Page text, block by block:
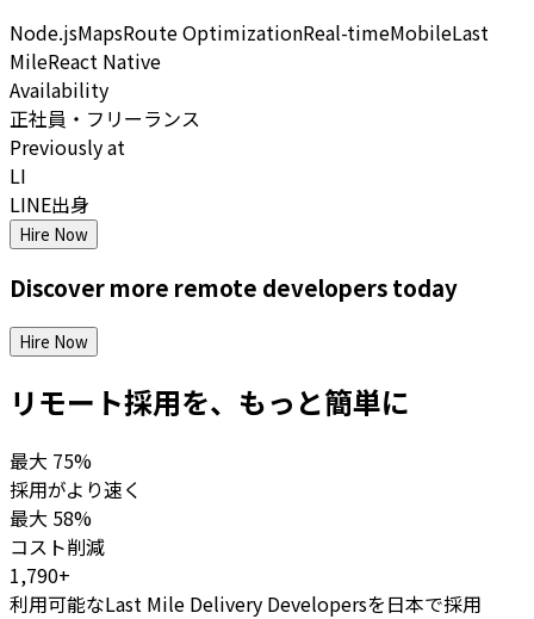
Node.jsMapsRoute OptimizationReal-timeMobileLast
MileReact Native
Availability
正社員・フリーランス
Previously at
LI
LINE出身
Hire Now
Discover more remote developerstoday
Hire Now
リモート採用を、もっと簡単に
最大 75%
採用がより速く
最大 58%
コスト削減
1,790+
利用可能なLast Mile Delivery Developersを日本で採用